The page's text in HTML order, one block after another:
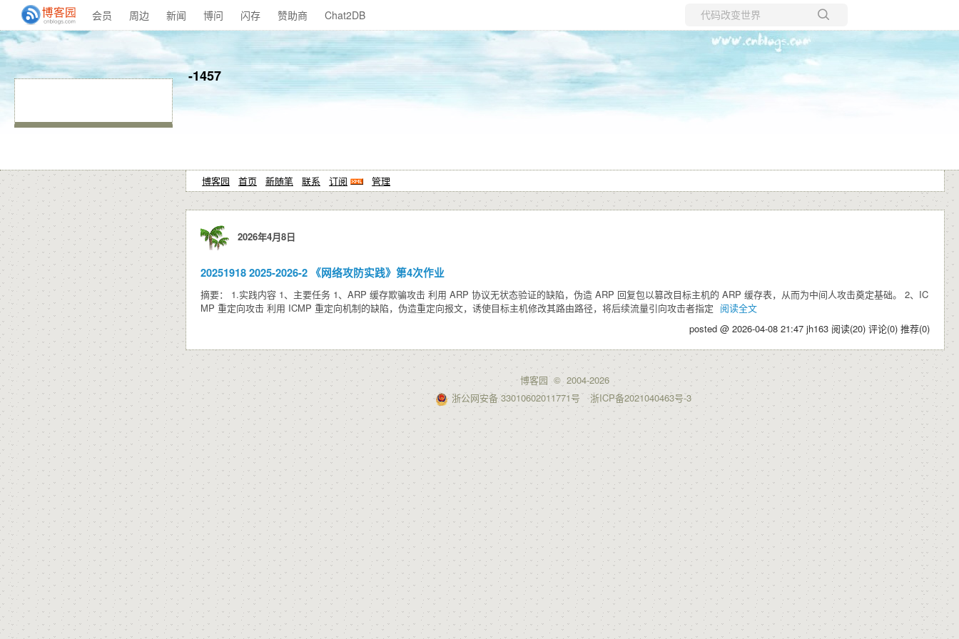
会员 周边 新闻 博问 闪存 赞助商 Chat2DB
所有博客
当前博客
-1457
博客园 首页 新随笔 联系 订阅 管理
2026年4月8日
20251918 2025-2026-2 《网络攻防实践》第4次作业
摘要： 1.实践内容 1、主要任务 1、ARP 缓存欺骗攻击 利用 ARP 协议无状态验证的缺陷，伪造 ARP 回复包以篡改目标主机的 ARP 缓存表，从而为中间人攻击奠定基础。 2、IC
MP 重定向攻击 利用 ICMP 重定向机制的缺陷，伪造重定向报文，诱使目标主机修改其路由路径，将后续流量引向攻击者指定 阅读全文
posted @ 2026-04-08 21:47 jh163 阅读(20) 评论(0) 推荐(0)
博客园© 2004-2026
浙公网安备 33010602011771号
浙ICP备2021040463号-3